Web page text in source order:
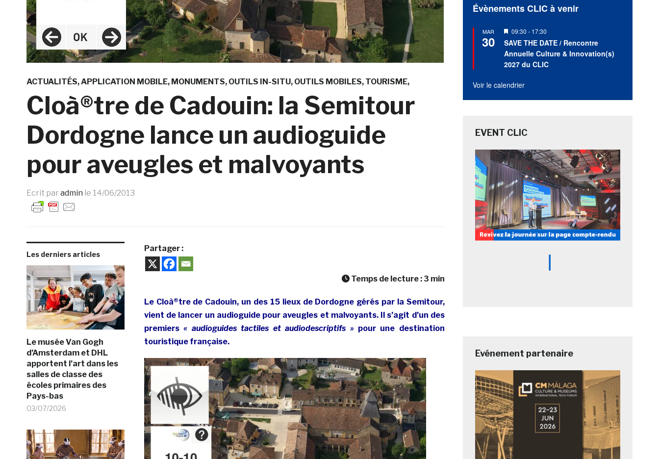
ACTUALITÉS APPLICATION MOBILE MONUMENTS OUTILS IN-SITU OUTILS MOBILES TOURISME
Cloà®tre de Cadouin: la Semitour
Dordogne lance un audioguide
pour aveugles et malvoyants
Ecrit par admin le 14/06/2013
Les derniers articles
Le musée Van Gogh
d’Amsterdam et DHL
apportent l’art dans les
salles de classe des
écoles primaires des
Pays-bas
03/07/2026
Partager :
Temps de lecture : 3 min
Le Cloà®tre de Cadouin, un des 15 lieux de Dordogne gérés par la Semitour,
vient de lancer un audioguide pour aveugles et malvoyants. Il s’agit d’un des
premiers« audioguides tactiles et audiodescriptifs » pour une destination
touristique française.
Évènements CLIC à venir
MAR
30
Mis
en
avant
09:30 - 17:30
SAVE THE DATE / Rencontre
Annuelle Culture & Innovation(s)
2027 du CLIC
Voir le calendrier
EVENT CLIC
Evénement partenaire